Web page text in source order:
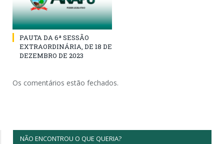
PAUTA DA 6ª SESSÃO
EXTRAORDINÁRIA, DE 18 DE
DEZEMBRO DE 2023
Os comentários estão fechados.
NÃO ENCONTROU O QUE QUERIA?